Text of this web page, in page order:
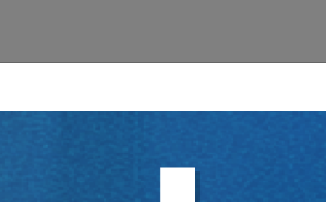
süresi 5 saat 53 dakikadır.